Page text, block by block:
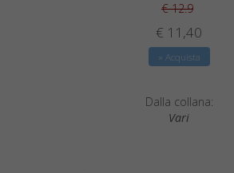
€ 12.9
€ 11,40
» Acquista
Dalla collana:
Vari